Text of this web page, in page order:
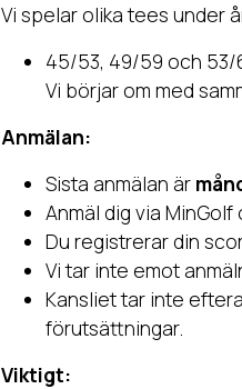
Vi spelar olika tees under
45/53, 49/59 och 53/
Vi börjar om med
Anmälan:
Sista anmälan är
Anmäl dig via
Du registrerar din
Vi tar inte emot
Kansliet tar inte
förutsättningar.
Viktigt: